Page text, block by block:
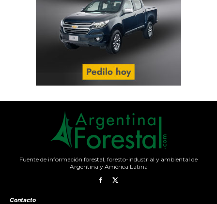
Fuente de información forestal, foresto-industrial y ambiental de
Argentina y América Latina
Contacto